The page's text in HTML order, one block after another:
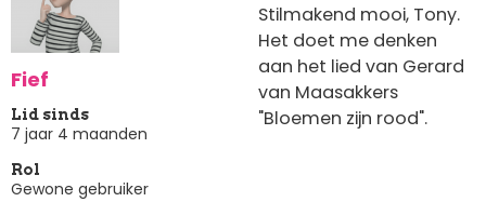
Fief
Lid sinds
7 jaar 4 maanden
Rol
Gewone gebruiker
Stilmakend mooi, Tony.
Het doet me denken
aan het lied van Gerard
van Maasakkers
"Bloemen zijn rood".